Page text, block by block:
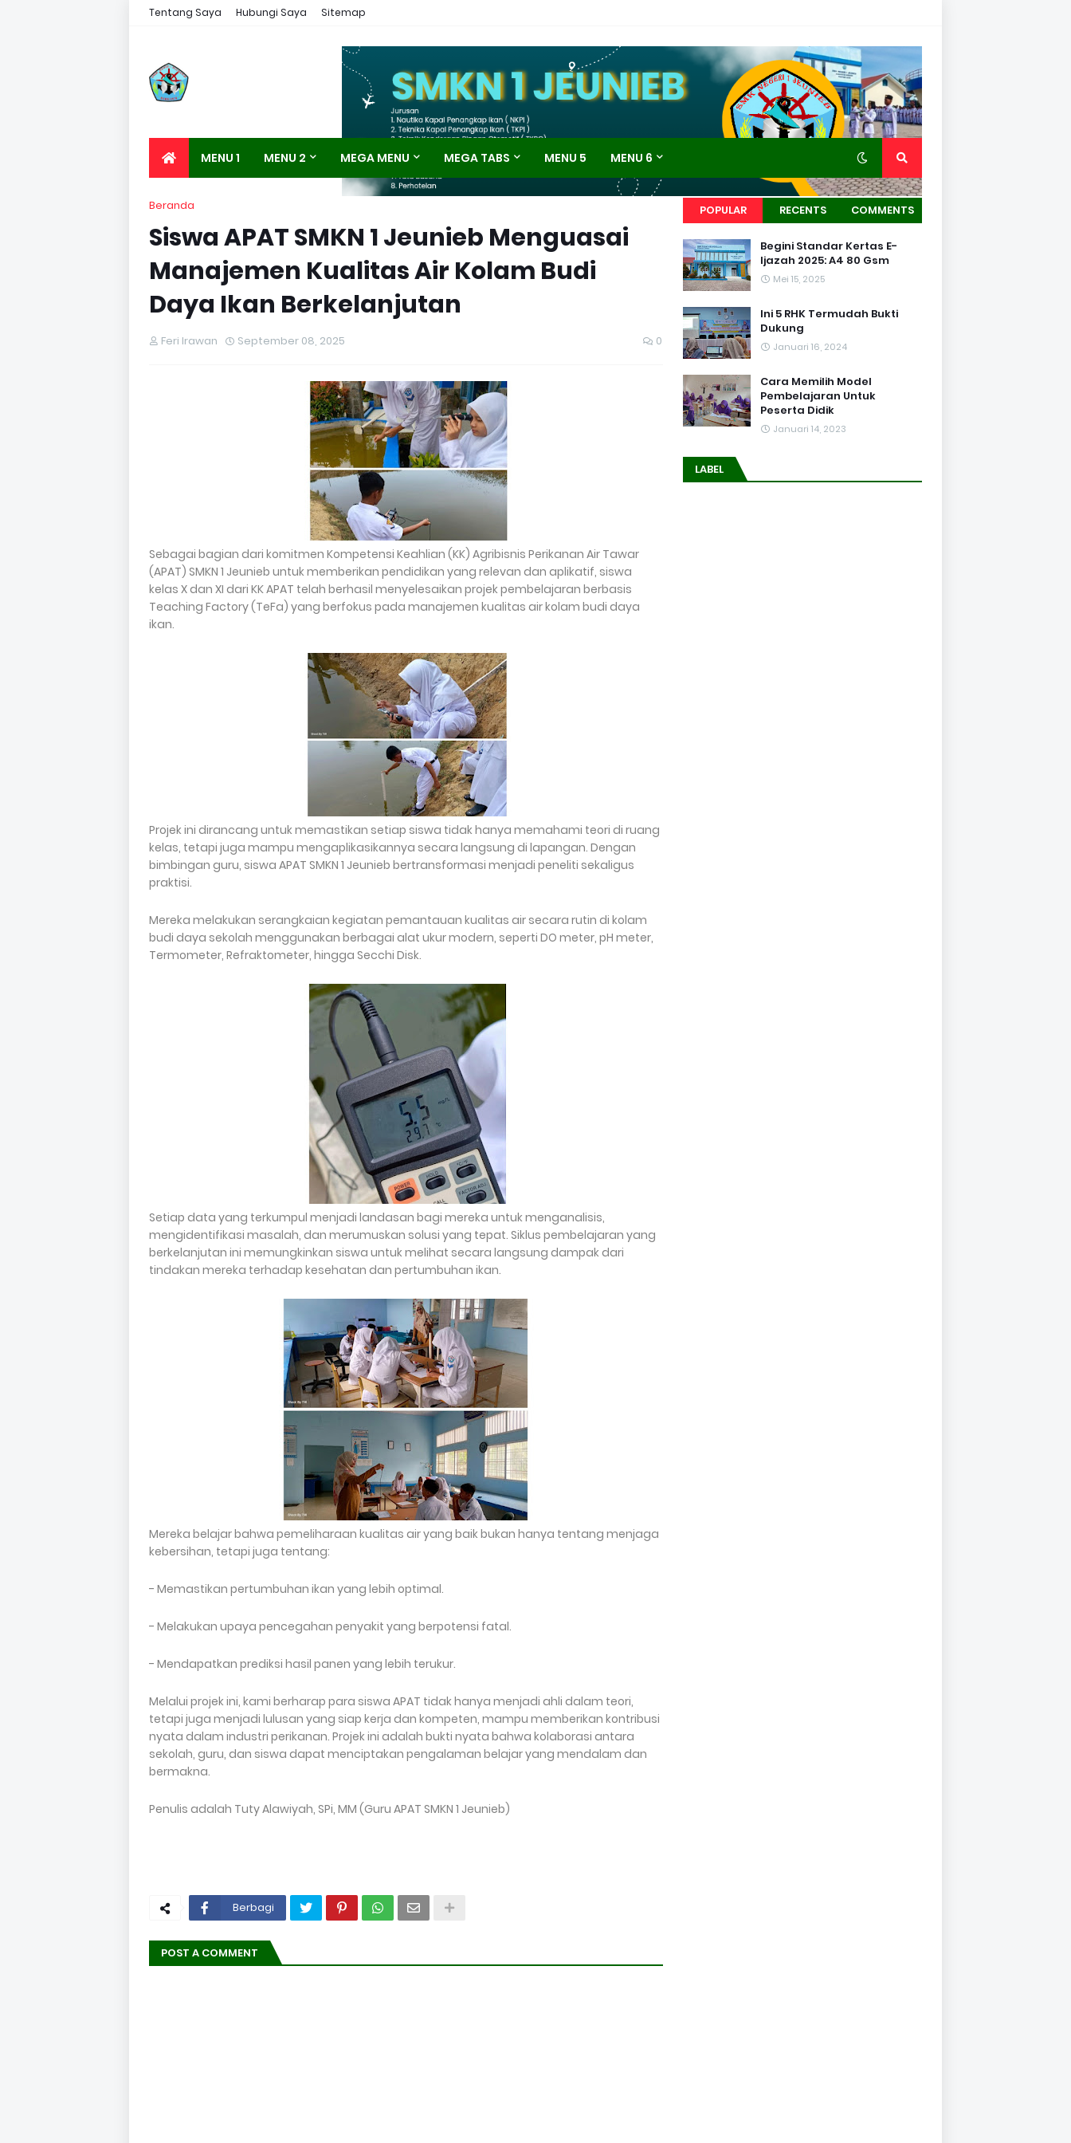
Tentang Saya Hubungi Saya Sitemap
MENU 1 MENU 2 MEGA MENU MEGA TABS MENU 5 MENU 6
Beranda
Siswa APAT SMKN 1 Jeunieb Menguasai
Manajemen Kualitas Air Kolam Budi
Daya Ikan Berkelanjutan
Feri Irawan September 08, 2025 0
Sebagai bagian dari komitmen Kompetensi Keahlian (KK) Agribisnis Perikanan Air Tawar
(APAT) SMKN 1 Jeunieb untuk memberikan pendidikan yang relevan dan aplikatif, siswa
kelas X dan XI dari KK APAT telah berhasil menyelesaikan projek pembelajaran berbasis
Teaching Factory (TeFa) yang berfokus pada manajemen kualitas air kolam budi daya
ikan.
Projek ini dirancang untuk memastikan setiap siswa tidak hanya memahami teori di ruang
kelas, tetapi juga mampu mengaplikasikannya secara langsung di lapangan. Dengan
bimbingan guru, siswa APAT SMKN 1 Jeunieb bertransformasi menjadi peneliti sekaligus
praktisi.
Mereka melakukan serangkaian kegiatan pemantauan kualitas air secara rutin di kolam
budi daya sekolah menggunakan berbagai alat ukur modern, seperti DO meter, pH meter,
Termometer, Refraktometer, hingga Secchi Disk.
Setiap data yang terkumpul menjadi landasan bagi mereka untuk menganalisis,
mengidentifikasi masalah, dan merumuskan solusi yang tepat. Siklus pembelajaran yang
berkelanjutan ini memungkinkan siswa untuk melihat secara langsung dampak dari
tindakan mereka terhadap kesehatan dan pertumbuhan ikan.
Mereka belajar bahwa pemeliharaan kualitas air yang baik bukan hanya tentang menjaga
kebersihan, tetapi juga tentang:
- Memastikan pertumbuhan ikan yang lebih optimal.
- Melakukan upaya pencegahan penyakit yang berpotensi fatal.
- Mendapatkan prediksi hasil panen yang lebih terukur.
Melalui projek ini, kami berharap para siswa APAT tidak hanya menjadi ahli dalam teori,
tetapi juga menjadi lulusan yang siap kerja dan kompeten, mampu memberikan kontribusi
nyata dalam industri perikanan. Projek ini adalah bukti nyata bahwa kolaborasi antara
sekolah, guru, dan siswa dapat menciptakan pengalaman belajar yang mendalam dan
bermakna.
Penulis adalah Tuty Alawiyah, SPi, MM (Guru APAT SMKN 1 Jeunieb)
Berbagi
POST A COMMENT
POPULAR RECENTS COMMENTS
Begini Standar Kertas E-
Ijazah 2025: A4 80 Gsm
Mei 15, 2025
Ini 5 RHK Termudah Bukti
Dukung
Januari 16, 2024
Cara Memilih Model
Pembelajaran Untuk
Peserta Didik
Januari 14, 2023
LABEL